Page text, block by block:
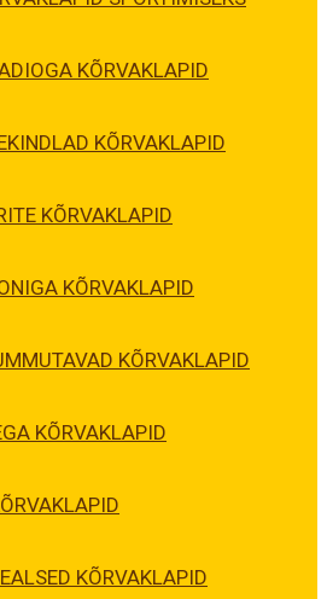
KÕRVAKLAPID
KÕRVAKLAPID
KÕRVAKLAPID
KÕRVAKLAPID
KÕRVAKLAPID
KÕRVAKLAPID
KÕRVAKLAPID